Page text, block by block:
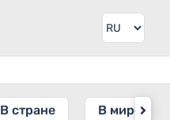
В стране В мире